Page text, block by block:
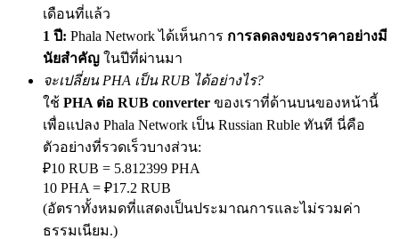
Precious Metals Trading Carnival
Trade Gold & Silver · 33,333 USDT Bonus
USDT New User Exclusive 10% APR
USDT Flexible Staking | Daily Rewards
เดือนที่แล้ว
1 ปี: Phala Network ได้เห็นการ การลดลงของราคาอย่างมี
นัยสำคัญ ในปีที่ผ่านมา
จะเปลี่ยน PHA เป็น RUB ได้อย่างไร?
ใช้ PHA ต่อ RUB converter ของเราที่ด้านบนของหน้านี้
เพื่อแปลง Phala Network เป็น Russian Ruble ทันที นี่คือ
ตัวอย่างที่รวดเร็วบางส่วน:
₽10 RUB = 5.812399 PHA
10 PHA = ₽17.2 RUB
(อัตราทั้งหมดที่แสดงเป็นประมาณการและไม่รวมค่า
ธรรมเนียม.)